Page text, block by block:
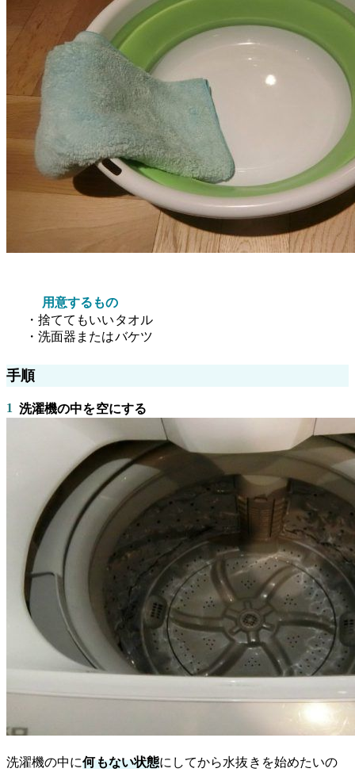
用意するもの
・捨ててもいいタオル
・洗面器またはバケツ
手順
1 洗濯機の中を空にする
洗濯機の中に何もない状態にしてから水抜きを始めたいの